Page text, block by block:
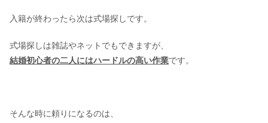
入籍が終わったら次は式場探しです。
式場探しは雑誌やネットでもできますが、
結婚初心者の二人にはハードルの高い作業です。
そんな時に頼りになるのは、